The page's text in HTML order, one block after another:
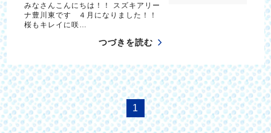
みなさんこんにちは！！ スズキアリー
ナ豊川東です ４月になりました！！
桜もキレイに咲…
つづきを読む
1